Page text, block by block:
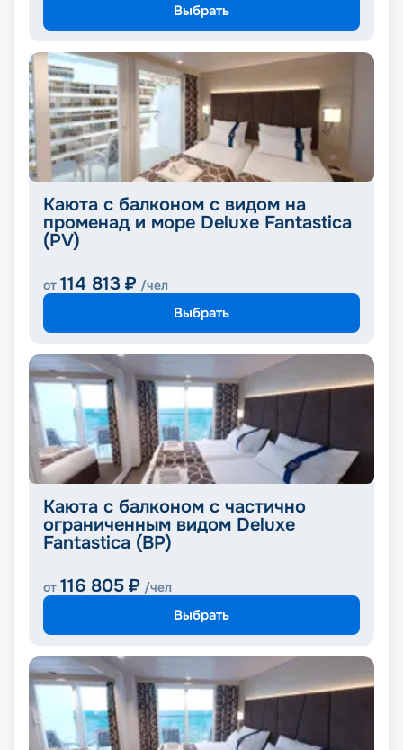
Выбрать
Каюта с балконом с видом на
променад и море Deluxe Fantastica
(PV)
от 114 813 ₽ /чел
Выбрать
Каюта с балконом с частично
ограниченным видом Deluxe
Fantastica (BP)
от 116 805 ₽ /чел
Выбрать